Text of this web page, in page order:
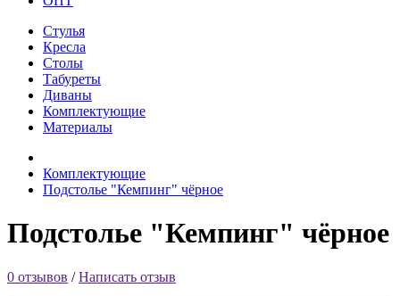
Стулья
Кресла
Столы
Табуреты
Диваны
Комплектующие
Материалы
Комплектующие
Подстолье "Кемпинг" чёрное
Подстолье "Кемпинг" чёрное
0 отзывов /Написать отзыв